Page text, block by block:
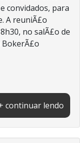
convidados, para
A reuniÃ£o
no salÃ£o de
continuar lendo